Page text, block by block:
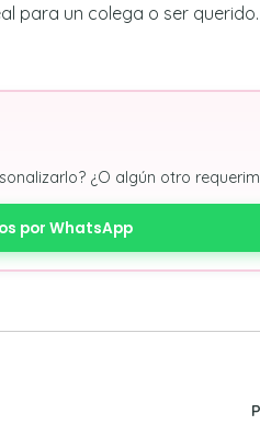
para un colega o ser
¿O algún otro
por WhatsApp